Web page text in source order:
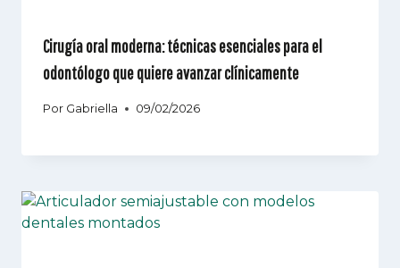
Cirugía oral moderna: técnicas esenciales para el
odontólogo que quiere avanzar clínicamente
Por Gabriella 09/02/2026